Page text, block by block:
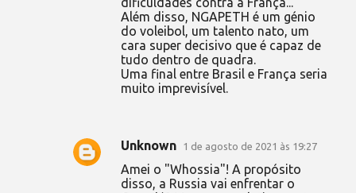
Além disso, NGAPETH é um génio
do voleibol, um talento nato, um
cara super decisivo que é capaz de
tudo dentro de quadra.
Uma final entre Brasil e França seria
muito imprevisível.
Unknown 1 de agosto de 2021 às 19:27
Amei o "Whossia"! A propósito
disso, a Russia vai enfrentar o